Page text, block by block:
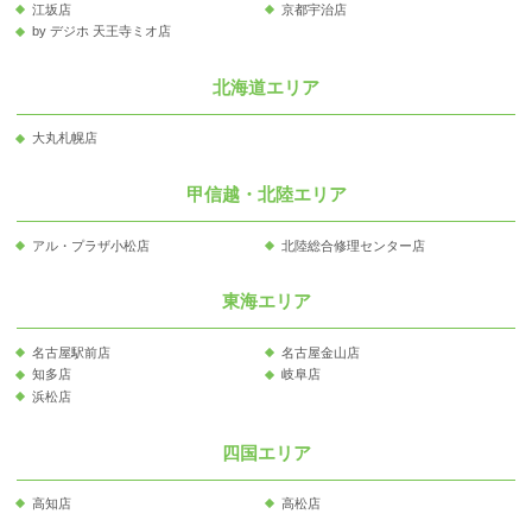
江坂店
京都宇治店
by デジホ 天王寺ミオ店
北海道エリア
大丸札幌店
甲信越・北陸エリア
アル・プラザ小松店 北陸総合修理センター店
東海エリア
名古屋駅前店
名古屋金山店
知多店
岐阜店
浜松店
四国エリア
高知店 高松店